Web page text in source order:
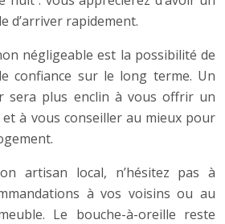
d’arriver rapidement.
négligeable est la possibilité de
confiance sur le long terme. Un
sera plus enclin à vous offrir un
à vous conseiller au mieux pour
artisan local, n’hésitez pas à
à vos voisins ou au
Le bouche-à-oreille reste